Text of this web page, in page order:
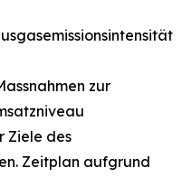
zur
Ziele des
Zeitplan aufgrund